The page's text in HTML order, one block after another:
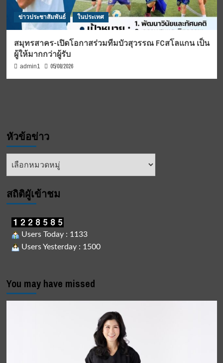
ข่าวประชาสัมพันธ์ ในประเทศ
สมุทรสาคร-เปิดโอกาสร่วมทีมบัวสุวรรณ FCสโลแกน เป็น
ผู้ให้มากกว่าผู้รับ
admin1 05/08/2026
หัวข้อข่าว
หัวข้อ
สถิติผูัเข้าชม
Users Today : 1133
Users Yesterday : 1500
You may have missed